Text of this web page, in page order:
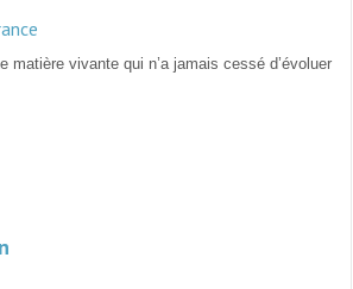
matière vivante qui n’a jamais cessé d’évoluer